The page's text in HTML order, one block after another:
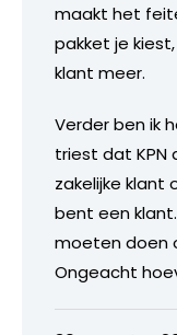
maakt het
pakket je
klant meer.
Verder ben ik
triest dat KPN
zakelijke klant
bent een
moeten doen
Ongeacht